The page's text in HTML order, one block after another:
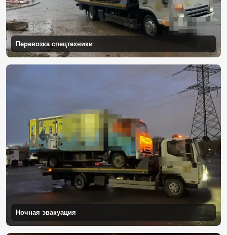
Перевозка спецтехники
Ночная эвакуация